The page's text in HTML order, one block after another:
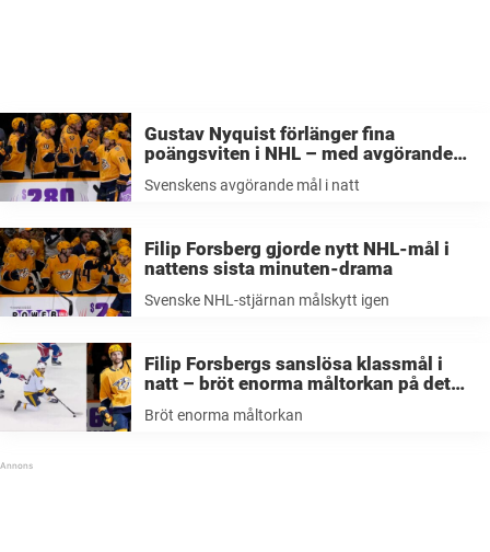
Gustav Nyquist förlänger fina
poängsviten i NHL – med avgörande
Svenskens avgörande mål i natt
Filip Forsberg gjorde nytt NHL-mål i
nattens sista minuten-drama
Svenske NHL-stjärnan målskytt igen
Filip Forsbergs sanslösa klassmål i
natt – bröt enorma måltorkan på det
mäktigaste sättet
Bröt enorma måltorkan